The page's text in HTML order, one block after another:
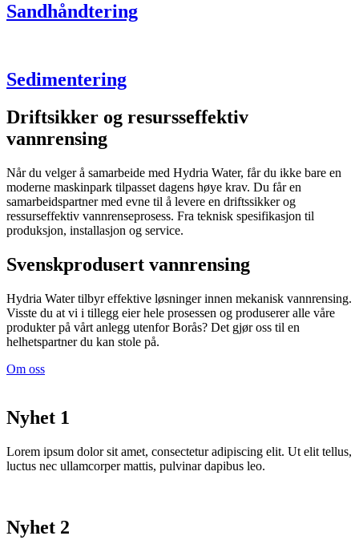
Sandhåndtering
Sedimentering
Driftsikker og resursseffektiv
vannrensing
Når du velger å samarbeide med Hydria Water, får du ikke bare en
moderne maskinpark tilpasset dagens høye krav. Du får en
samarbeidspartner med evne til å levere en driftssikker og
ressurseffektiv vannrenseprosess. Fra teknisk spesifikasjon til
produksjon, installasjon og service.
Svenskprodusert vannrensing
Hydria Water tilbyr effektive løsninger innen mekanisk vannrensing.
Visste du at vi i tillegg eier hele prosessen og produserer alle våre
produkter på vårt anlegg utenfor Borås? Det gjør oss til en
helhetspartner du kan stole på.
Om oss
Nyhet 1
Lorem ipsum dolor sit amet, consectetur adipiscing elit. Ut elit tellus,
luctus nec ullamcorper mattis, pulvinar dapibus leo.
Nyhet 2